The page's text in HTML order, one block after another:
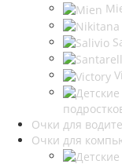
Очки для
Очки для